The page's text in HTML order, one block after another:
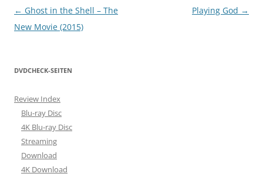
Beitragsnavigation
← Ghost in the Shell – The
New Movie (2015)
Playing God →
DVDCHECK-SEITEN
Review Index
Blu-ray Disc
4K Blu-ray Disc
Streaming
Download
4K Download